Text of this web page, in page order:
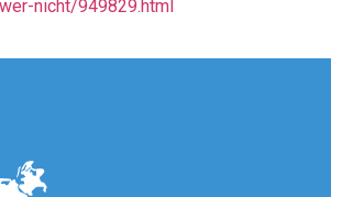
nicht/949829.html